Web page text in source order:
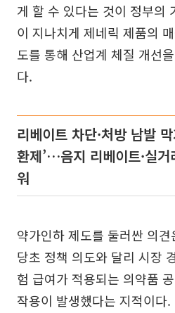
게 할 수 있다는 것이 정부의
이 지나치게 제네릭 제품의
도를 통해 산업계 체질 개선
다.
리베이트 차단·처방 남발
환제’…음지 리베이트·실
워
약가인하 제도를 둘러싼 의
당초 정책 의도와 달리 시장
험 급여가 적용되는 의약품
작용이 발생했다는 지적이다